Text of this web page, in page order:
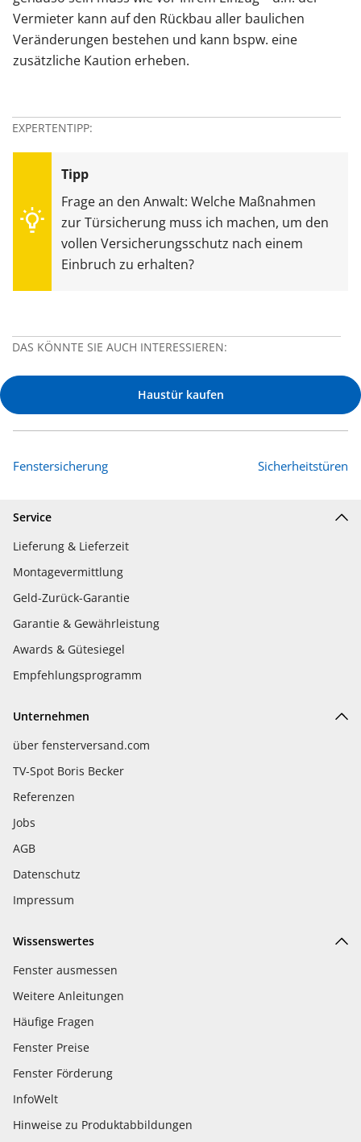
Vermieter kann auf den Rückbau aller baulichen
Veränderungen bestehen und kann bspw. eine
zusätzliche Kaution erheben.
EXPERTENTIPP:
Frage an den Anwalt: Welche Maßnahmen
zur Türsicherung muss ich machen, um den
vollen Versicherungsschutz nach einem
Einbruch zu erhalten?
DAS KÖNNTE SIE AUCH INTERESSIEREN:
Haustür kaufen
Fenstersicherung Sicherheitstüren
Service
Lieferung & Lieferzeit
Montagevermittlung
Geld-Zurück-Garantie
Garantie & Gewährleistung
Awards & Gütesiegel
Empfehlungsprogramm
Unternehmen
über fensterversand.com
TV-Spot Boris Becker
Referenzen
Jobs
AGB
Datenschutz
Impressum
Wissenswertes
Fenster ausmessen
Weitere Anleitungen
Häufige Fragen
Fenster Preise
Fenster Förderung
InfoWelt
Hinweise zu Produktabbildungen